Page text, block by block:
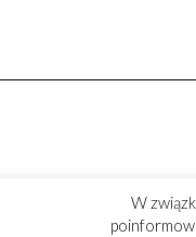
W